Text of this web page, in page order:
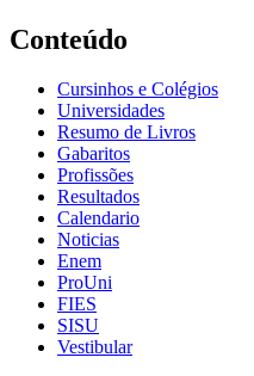
Conteúdo
Cursinhos e Colégios
Universidades
Resumo de Livros
Gabaritos
Profissões
Resultados
Calendario
Noticias
Enem
ProUni
FIES
SISU
Vestibular